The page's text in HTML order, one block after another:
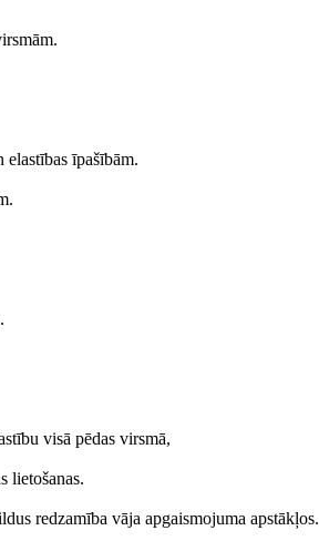
īpašībām.
visā pēdas virsmā,
lietošanas.
redzamība vāja apgaismojuma apstākļos.